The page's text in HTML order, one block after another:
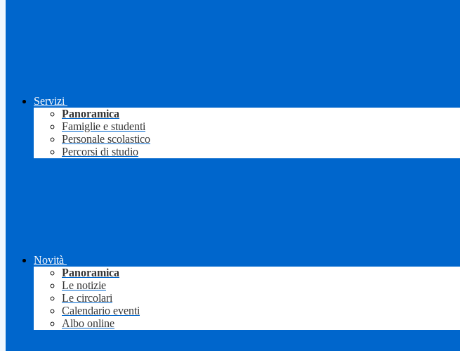
Servizi
Panoramica
Famiglie e studenti
Personale scolastico
Percorsi di studio
Novità
Panoramica
Le notizie
Le circolari
Calendario eventi
Albo online